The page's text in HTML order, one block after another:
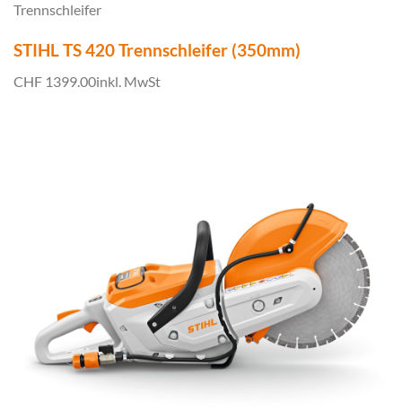
Trennschleifer
STIHL TS 420 Trennschleifer (350mm)
CHF 1399.00inkl. MwSt